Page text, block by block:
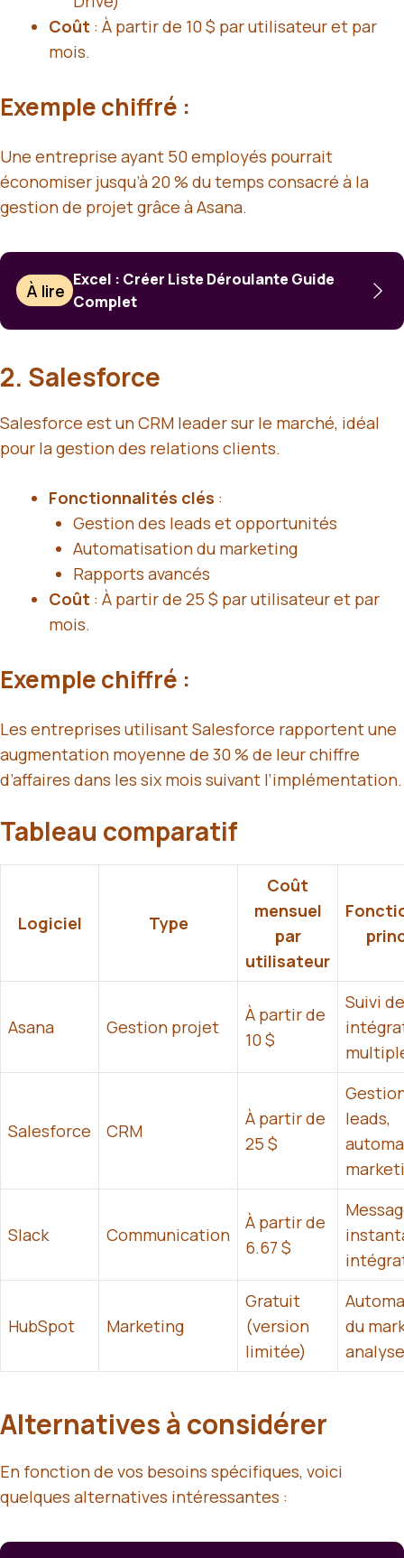
Coût : À partir de 10 $ par utilisateur et par
mois.
Exemple chiffré :
Une entreprise ayant 50 employés pourrait
économiser jusqu’à 20 % du temps consacré à la
gestion de projet grâce à Asana.
À lire
Excel : Créer Liste Déroulante Guide
Complet
2. Salesforce
Salesforce est un CRM leader sur le marché, idéal
pour la gestion des relations clients.
Fonctionnalités clés :
Gestion des leads et opportunités
Automatisation du marketing
Rapports avancés
Coût : À partir de 25 $ par utilisateur et par
mois.
Exemple chiffré :
Les entreprises utilisant Salesforce rapportent une
augmentation moyenne de 30 % de leur chiffre
d’affaires dans les six mois suivant l’implémentation.
Tableau comparatif
Logiciel Type
Coût
mensuel
par
utilisateur
Asana Gestion projet
À partir de
10 $
Suivi
Salesforce CRM
À partir de
25 $
leads,
Slack Communication
À partir de
6.67 $
HubSpot Marketing
Gratuit
(version
limitée)
du
Alternatives à considérer
En fonction de vos besoins spécifiques, voici
quelques alternatives intéressantes :